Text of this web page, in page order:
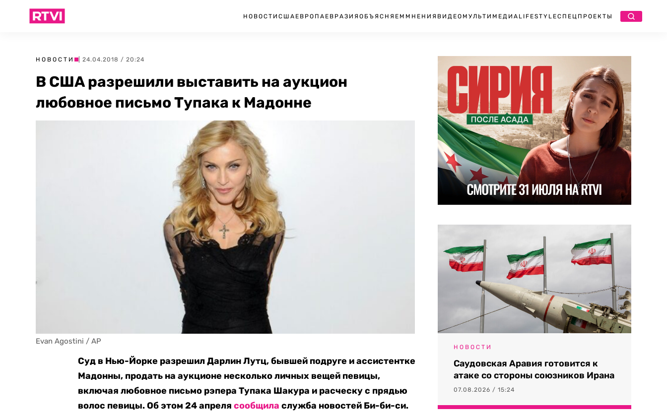
НОВОСТИ США ЕВРОПА ЕВРАЗИЯ ОБЪЯСНЯЕМ МНЕНИЯ ВИДЕО МУЛЬТИМЕДИА LIFESTYLEСПЕЦПРОЕКТЫ
НОВОСТИ | 24.04.2018 / 20:24
В США разрешили выставить на аукцион
любовное письмо Тупака к Мадонне
Evan Agostini / AP
Суд в Нью-Йорке разрешил Дарлин Лутц, бывшей подруге и ассистентке
Мадонны, продать на аукционе несколько личных вещей певицы,
включая любовное письмо рэпера Тупака Шакура и расческу с прядью
волос певицы. Об этом 24 апрелясообщила служба новостей Би-би-си.
НОВОСТИ
Саудовская Аравия готовится к
атаке со стороны союзников Ирана
07.08.2026 / 15:24